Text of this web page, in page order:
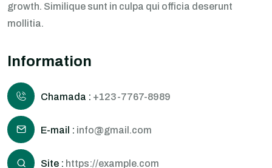
growth. Similique sunt in culpa qui officia deserunt
mollitia.
Information
Chamada : +123-7767-8989
E-mail : info@gmail.com
Site : https://example.com